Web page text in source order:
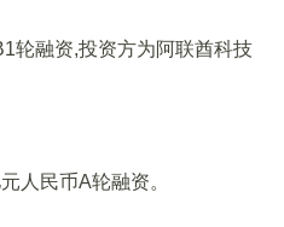
融资,投资方为阿联酋科技
民币A轮融资。